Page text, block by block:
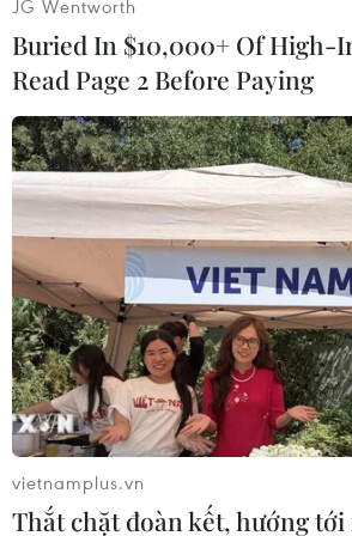
#Mercedes-Benz #SL-Class
#Xe
#Nhiên liệu
Theo dõi VietnamPlus
TIN CÙNG CHUYÊN MỤC
JG Wentworth
Buried In $10,000+ Of High-
Read Page 2 Before Paying
vietnamplus.vn
Thắt chặt đoàn kết, hướng